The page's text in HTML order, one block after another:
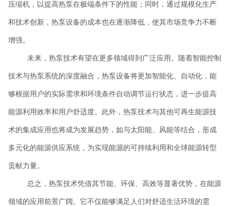
压缩机，以提高热泵在极端条件下的性能；同时，通过规模化生产
和技术创新，热泵设备的成本也在逐渐降低，使其市场竞争力不断
增强。
未来，热泵技术有望在更多领域得到广泛应用。随着智能控制
技术与热泵系统的深度融合，热泵设备将更加智能化、自动化，能
够根据用户的实际需求和环境条件自动调节运行状态，进一步提高
能源利用效率和用户舒适度。此外，热泵技术与其他可再生能源技
术的集成应用也将成为发展趋势，如与太阳能、风能等结合，形成
多元化的能源供应系统，为实现能源的可持续利用和全球能源转型
贡献力量。
总之，热泵技术凭借其节能、环保、高效等显著优势，在能源
领域的应用前景广阔。它不仅能够满足人们对舒适生活环境的需